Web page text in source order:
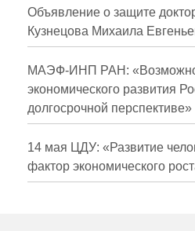
Публикации
Научная жизнь
Издания
Проблемы
О журнале
Объявление о защите
Кузнецова Михаила
МАЭФ-ИНП РАН:
экономического развития
долгосрочной перспективе»
14 мая ЦДУ: «Развитие
фактор экономического